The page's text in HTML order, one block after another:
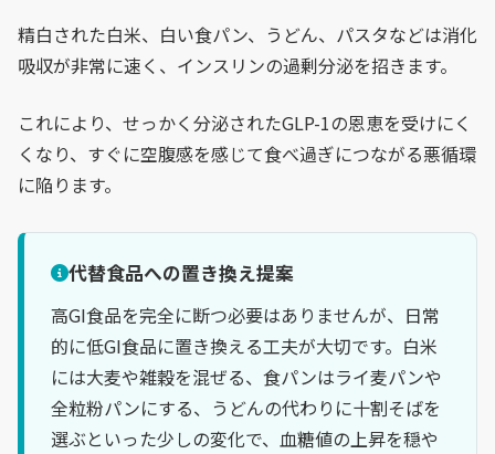
精白された白米、白い食パン、うどん、パスタなどは消化
吸収が非常に速く、インスリンの過剰分泌を招きます。
これにより、せっかく分泌されたGLP-1の恩恵を受けにく
くなり、すぐに空腹感を感じて食べ過ぎにつながる悪循環
に陥ります。
代替食品への置き換え提案
高GI食品を完全に断つ必要はありませんが、日常
的に低GI食品に置き換える工夫が大切です。白米
には大麦や雑穀を混ぜる、食パンはライ麦パンや
全粒粉パンにする、うどんの代わりに十割そばを
選ぶといった少しの変化で、血糖値の上昇を穏や